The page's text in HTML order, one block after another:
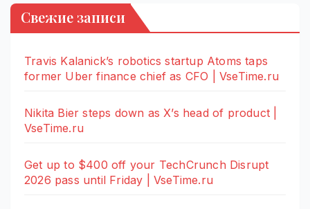
Свежие записи
Travis Kalanick’s robotics startup Atoms taps
former Uber finance chief as CFO | VseTime.ru
Nikita Bier steps down as X’s head of product |
VseTime.ru
Get up to $400 off your TechCrunch Disrupt
2026 pass until Friday | VseTime.ru